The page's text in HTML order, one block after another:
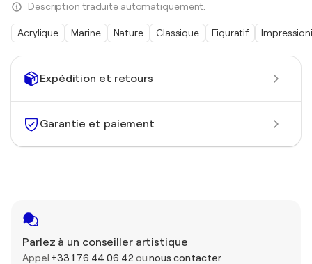
Expédition et retours
Garantie et paiement
Parlez à un conseiller artistique
Appel +33 1 76 44 06 42 ounous contacter
Description traduite automatiquement.
Acrylique Marine Nature Classique Figuratif